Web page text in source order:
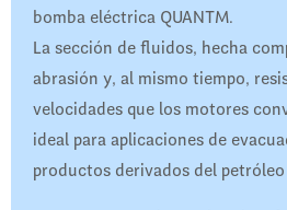
bomba eléctrica QUANTM.
La sección de fluidos, hecha
abrasión y, al mismo tiempo,
velocidades que los motores
ideal para aplicaciones de
productos derivados del